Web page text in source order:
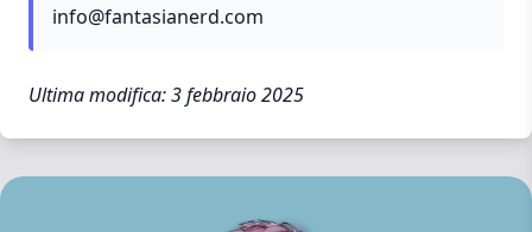
info@fantasianerd.com
Ultima modifica: 3 febbraio 2025